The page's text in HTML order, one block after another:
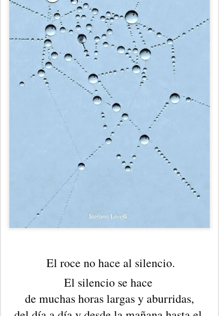
El roce no hace al silencio.
El silencio se hace
de muchas horas largas y aburridas,